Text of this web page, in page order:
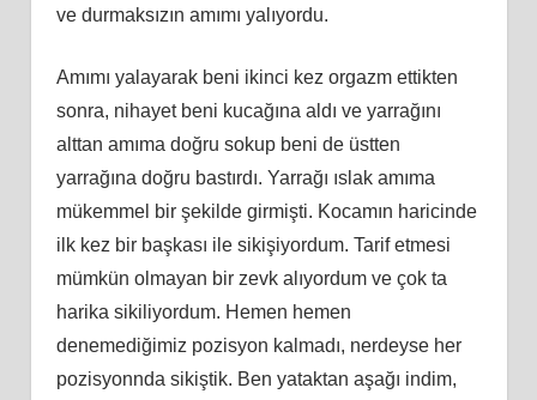
ve durmaksızın amımı yalıyordu.
Amımı yalayarak beni ikinci kez orgazm ettikten
sonra, nihayet beni kucağına aldı ve yarrağını
alttan amıma doğru sokup beni de üstten
yarrağına doğru bastırdı. Yarrağı ıslak amıma
mükemmel bir şekilde girmişti. Kocamın haricinde
ilk kez bir başkası ile sikişiyordum. Tarif etmesi
mümkün olmayan bir zevk alıyordum ve çok ta
harika sikiliyordum. Hemen hemen
denemediğimiz pozisyon kalmadı, nerdeyse her
pozisyonnda sikiştik. Ben yataktan aşağı indim,